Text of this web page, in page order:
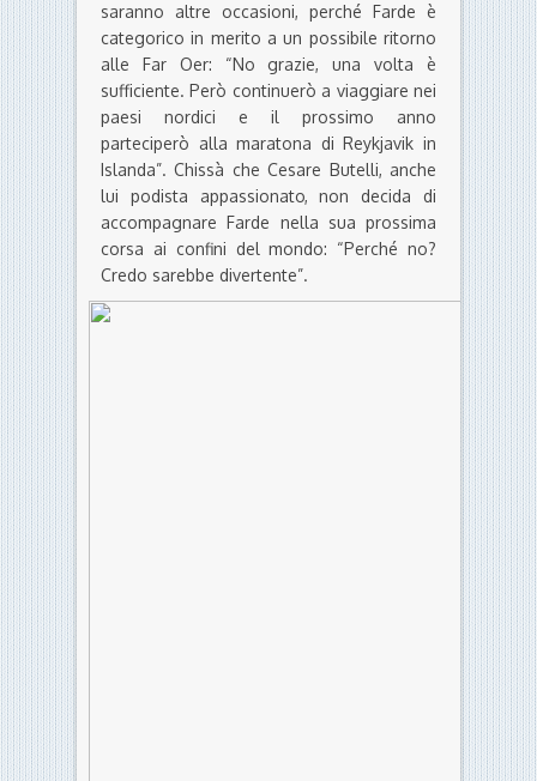
saranno altre occasioni, perché Farde è
categorico in merito a un possibile ritorno
alle Far Oer: “No grazie, una volta è
sufficiente. Però continuerò a viaggiare nei
paesi nordici e il prossimo anno
parteciperò alla maratona di Reykjavik in
Islanda”. Chissà che Cesare Butelli, anche
lui podista appassionato, non decida di
accompagnare Farde nella sua prossima
corsa ai confini del mondo: “Perché no?
Credo sarebbe divertente”.